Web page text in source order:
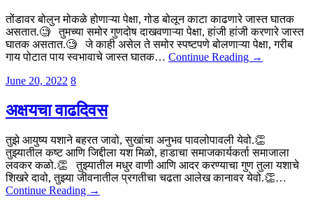
तोंडावर बोलुन मोकळे होणाऱ्या पेक्षा, गोड बोलून काटा काढणारे जास्त घातक
असतात.🧐 तुमच्या समोर गुणदोष दाखवणाऱ्या पेक्षा, हांजी हांजी करणारे जास्त
घातक असतात.🧐 जे काही असेल ते समोर स्पष्टपणे बोलणाऱ्या पेक्षा, गरीब
गाय पोटात पाय स्वभावाचे जास्त घातक… Continue Reading →
June 20, 2022 8
अक्षयचा वाढदिवस
तुझे आयुष्य यशाने बहरत जावो, सुखांचा अनुभव पावलोपावली येवो.👏
तुझ्यातील कष्ट आणि जिद्दीला यश मिळो, हाडाचा समाजकार्यकर्ता समाजाला
लवकर कळो.👏 तुझ्यातील मधुर वाणी आणि आदर करण्याचा गुण तुला यशाचे
शिखरे दावो, तुझ्या जीवनातील प्रगतीचा चढता आलेख कानावर येवो.👏…
Continue Reading →